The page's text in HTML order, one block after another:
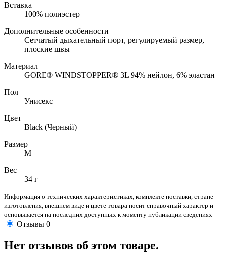
Вставка
100% полиэстер
Дополнительные особенности
Сетчатый дыхательный порт, регулируемый размер,
плоские швы
Материал
GORE® WINDSTOPPER® 3L 94% нейлон, 6% эластан
Пол
Унисекс
Цвет
Black (Черный)
Размер
M
Вес
34 г
Информация о технических характеристиках, комплекте поставки, стране
изготовления, внешнем виде и цвете товара носит справочный характер и
основывается на последних доступных к моменту публикации сведениях
Отзывы 0
Нет отзывов об этом товаре.